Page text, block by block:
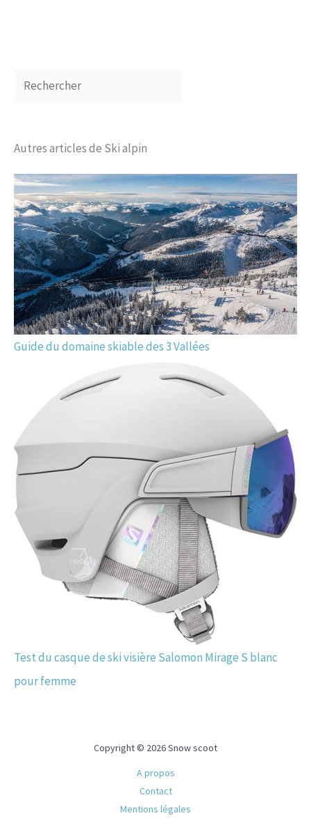
Autres articles de Ski alpin
Guide du domaine skiable des 3 Vallées
Test du casque de ski visière Salomon Mirage S blanc
pour femme
Copyright © 2026 Snow scoot
A propos
Contact
Mentions légales